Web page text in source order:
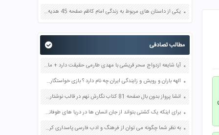
یکی از داستان های مربوط به زندگی امام کاظم صفحه 45 هدیه های آسمان چهارم
مطالب تصادفی
آیا شایعه ازدواج سحر قریشی با مهدی طارمی حقیقت دارد + ماجرا
الهه باران و رویش و زایندگی ایران چه نام دارد ؟ بازی خواستگاری جواب پاسخ
انشا پرواز بدون بال صفحه 81 کتاب نگارش نهم در قالب نوشتاری درس ششم
برای اینکه یک کشتی بتواند از جان انسان ها در دریا های طوفانی محافظت کند و آنها را به مقصد برساند چه ویژگی هایی باید داشته باشد صفحه 23 هدیه های آسمان ششم
به نظر شما چگونه می توان از فرهنگ و ادب فارسی پاسداری کرد صفحه 33 فارسی هشتم